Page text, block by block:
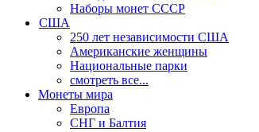
Наборы монет СССР
США
250 лет независимости США
Американские женщины
Национальные парки
смотреть все...
Монеты мира
Европа
СНГ и Балтия